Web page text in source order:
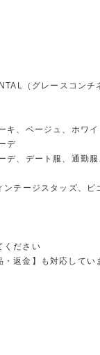
（グレースコンチ
キ、ベージュ、ホワイ
デ
デ、デート服、通勤
テージスタッズ、ピ
ください
・返金】も対応してい